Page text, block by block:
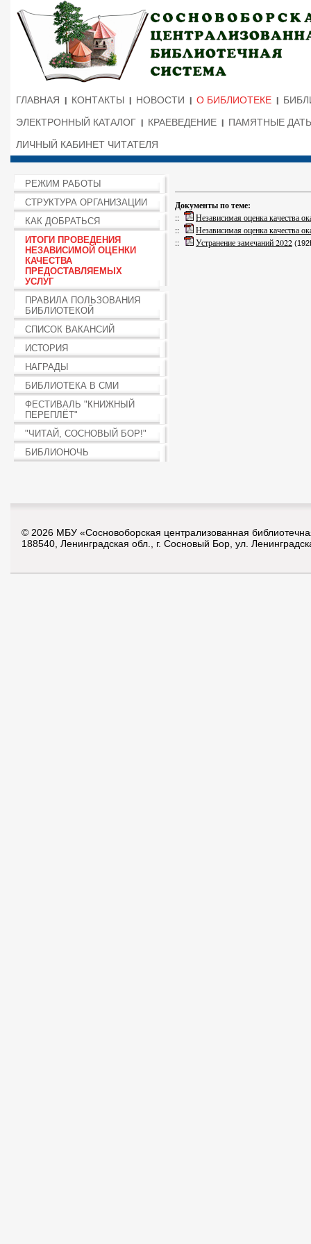
ГЛАВНАЯ КОНТАКТЫ НОВОСТИ О БИБЛИОТЕКЕ
ЭЛЕКТРОННЫЙ КАТАЛОГ
КРАЕВЕДЕНИЕ
ПАМЯТНЫЕ
ЛИЧНЫЙ КАБИНЕТ ЧИТАТЕЛЯ
РЕЖИМ РАБОТЫ
СТРУКТУРА ОРГАНИЗАЦИИ
КАК ДОБРАТЬСЯ
ИТОГИ ПРОВЕДЕНИЯ
НЕЗАВИСИМОЙ ОЦЕНКИ
КАЧЕСТВА
ПРЕДОСТАВЛЯЕМЫХ
УСЛУГ
ПРАВИЛА ПОЛЬЗОВАНИЯ
БИБЛИОТЕКОЙ
СПИСОК ВАКАНСИЙ
ИСТОРИЯ
НАГРАДЫ
БИБЛИОТЕКА В СМИ
ФЕСТИВАЛЬ "КНИЖНЫЙ
ПЕРЕПЛЁТ"
"ЧИТАЙ, СОСНОВЫЙ БОР!"
БИБЛИОНОЧЬ
Документы по теме:
::
Независимая оценка качества
::
Независимая оценка качества
::
Устранение замечаний 2022
© 2026 МБУ «Сосновоборская централизованная
188540, Ленинградская обл., г. Сосновый Бор, ул.